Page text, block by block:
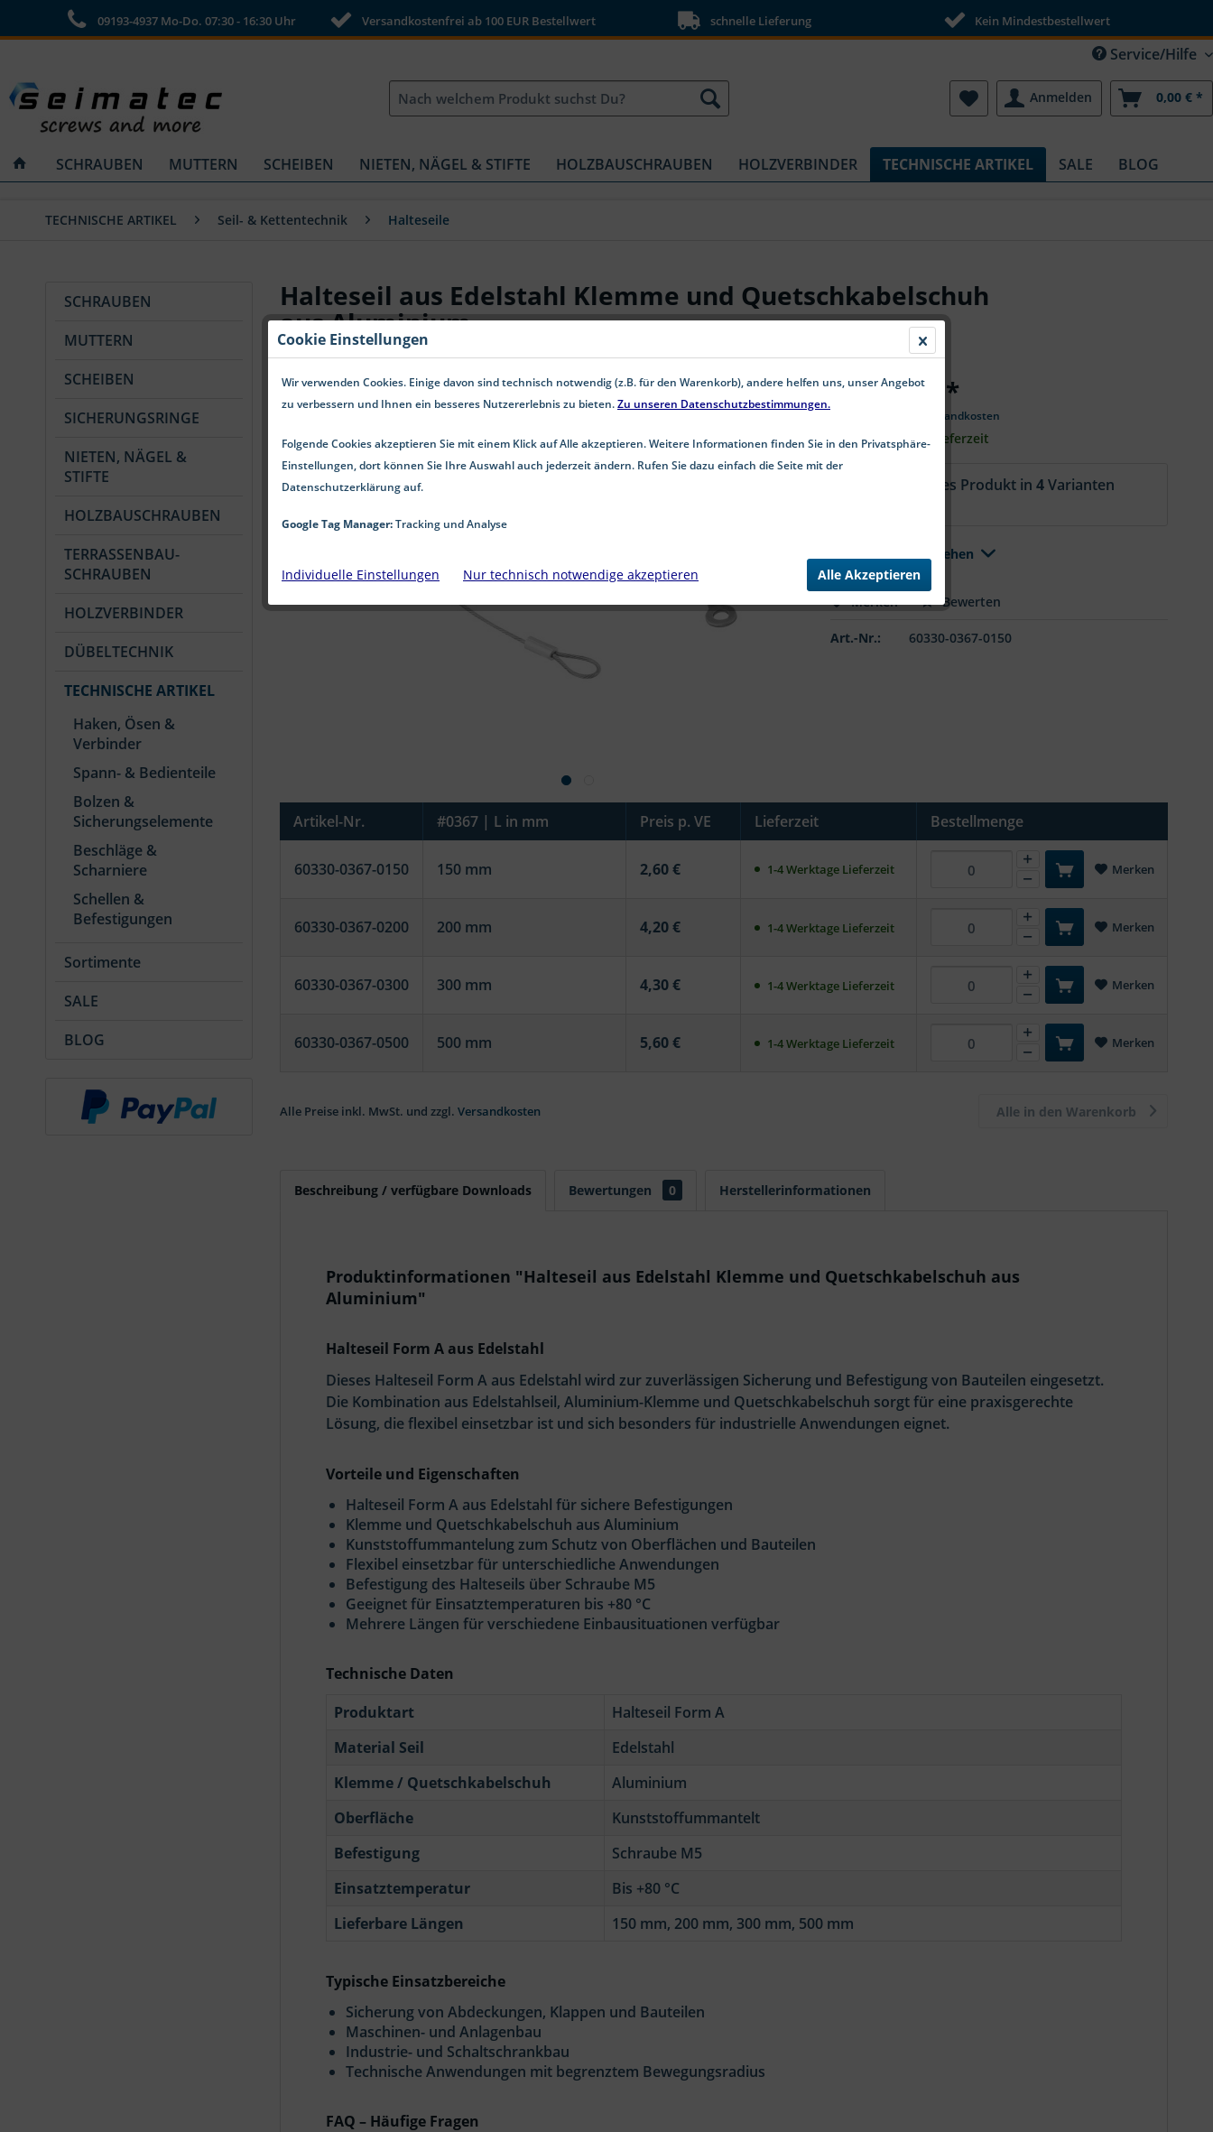
09193-4937 Mo-Do. 07:30 - 16:30 Uhr Versandkostenfrei ab 100 EUR Bestellwert schnelle Lieferung Kein Mindestbestellwert
Service/Hilfe
Anmelden 0,00 € *
SCHRAUBEN MUTTERN SCHEIBEN NIETEN, NÄGEL & STIFTE HOLZBAUSCHRAUBEN HOLZVERBINDER TECHNISCHE ARTIKEL SALE BLOG
TECHNISCHE ARTIKEL Seil- & Kettentechnik Halteseile
SCHRAUBEN
MUTTERN
SCHEIBEN
SICHERUNGSRINGE
NIETEN, NÄGEL &
STIFTE
HOLZBAUSCHRAUBEN
TERRASSENBAU-
SCHRAUBEN
HOLZVERBINDER
DÜBELTECHNIK
TECHNISCHE ARTIKEL
Haken, Ösen &
Verbinder
Spann- & Bedienteile
Bolzen &
Sicherungselemente
Beschläge &
Scharniere
Schellen &
Befestigungen
Sortimente
SALE
BLOG
Halteseil aus Edelstahl Klemme und Quetschkabelschuh
aus Aluminium
ab 2,60 € *
zzgl. Versandkosten
1-4 Werktage Lieferzeit
Aktuell ist dieses Produkt in4Varianten
Alle Varianten ansehen
Merken Bewerten
Art.-Nr.: 60330-0367-0150
Artikel-Nr. #0367 | L in mm Preis p. VE Lieferzeit Bestellmenge
60330-0367-0150 150 mm 2,60 € 1-4 Werktage Lieferzeit Merken
60330-0367-0200 200 mm 4,20 € 1-4 Werktage Lieferzeit Merken
60330-0367-0300 300 mm 4,30 € 1-4 Werktage Lieferzeit Merken
60330-0367-0500 500 mm 5,60 € 1-4 Werktage Lieferzeit Merken
Alle Preise inkl. MwSt. und zzgl. Versandkosten Alle in den Warenkorb
Beschreibung / verfügbare Downloads Bewertungen 0 Herstellerinformationen
Produktinformationen "Halteseil aus Edelstahl Klemme und Quetschkabelschuh aus
Aluminium"
Halteseil Form A aus Edelstahl
Dieses Halteseil Form A aus Edelstahl wird zur zuverlässigen Sicherung und Befestigung von Bauteilen eingesetzt.
Die Kombination aus Edelstahlseil, Aluminium-Klemme und Quetschkabelschuh sorgt für eine praxisgerechte
Lösung, die flexibel einsetzbar ist und sich besonders für industrielle Anwendungen eignet.
Vorteile und Eigenschaften
Halteseil Form A aus Edelstahl für sichere Befestigungen
Klemme und Quetschkabelschuh aus Aluminium
Kunststoffummantelung zum Schutz von Oberflächen und Bauteilen
Flexibel einsetzbar für unterschiedliche Anwendungen
Befestigung des Halteseils über Schraube M5
Geeignet für Einsatztemperaturen bis +80 °C
Mehrere Längen für verschiedene Einbausituationen verfügbar
Technische Daten
Produktart
Halteseil Form A
Material Seil
Edelstahl
Klemme / Quetschkabelschuh
Aluminium
Oberfläche
Kunststoffummantelt
Befestigung
Schraube M5
Einsatztemperatur
Bis +80 °C
Lieferbare Längen
150 mm, 200 mm, 300 mm, 500 mm
Typische Einsatzbereiche
Sicherung von Abdeckungen, Klappen und Bauteilen
Maschinen- und Anlagenbau
Industrie- und Schaltschrankbau
Technische Anwendungen mit begrenztem Bewegungsradius
FAQ – Häufige Fragen
Cookie Einstellungen
Wir verwenden Cookies. Einige davon sind technisch notwendig (z.B. für den Warenkorb), andere helfen uns, unser Angebot
zu verbessern und Ihnen ein besseres Nutzererlebnis zu bieten.Zu unseren Datenschutzbestimmungen.
Folgende Cookies akzeptieren Sie mit einem Klick auf Alle akzeptieren. Weitere Informationen finden Sie in den Privatsphäre-
Einstellungen, dort können Sie Ihre Auswahl auch jederzeit ändern. Rufen Sie dazu einfach die Seite mit der
Datenschutzerklärung auf.
Google Tag Manager:Tracking und Analyse
Individuelle Einstellungen Nur technisch notwendige akzeptieren Alle Akzeptieren